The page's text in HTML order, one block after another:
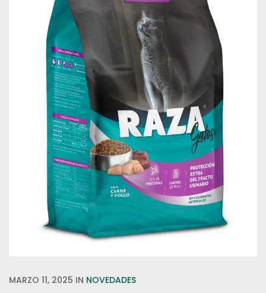
MARZO 11, 2025 IN NOVEDADES